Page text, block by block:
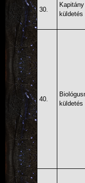
30.
Kapitány
küldetés
40.
küldetés